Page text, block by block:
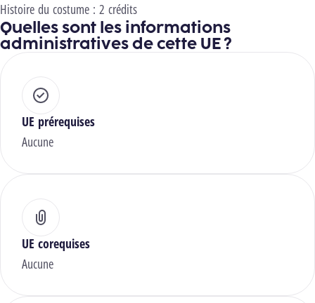
Histoire du costume : 2 crédits
Quelles sont les informations
administratives de cette UE ?
UE prérequises
Aucune
UE corequises
Aucune